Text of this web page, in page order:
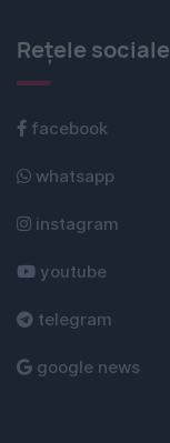
Rețele sociale
facebook
whatsapp
instagram
youtube
telegram
google news